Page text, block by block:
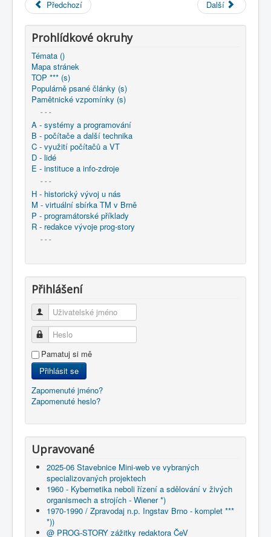
KNIHOVNA
: archiv ČeV - výstřižky a publikace
1961 - Matematické stroje - Jiří Klír - Práce Praha '
Předchozí Další
Prohlídkové okruhy
Témata ()
Mapa stránek
TOP *** (s)
Populárně psané články (s)
Pamětnické vzpomínky (s)
- - -
A - systémy a programování
B - počítače a další technika
C - využití počítačů a VT
D - lidé
E - instituce a info-zdroje
- - -
H - historický vývoj u nás
M - virtuální sbírka TM v Brně
P - programátorské příklady
R - redakce vývoje prog-story
- - -
Přihlášení
Uživatelské jméno
Heslo
Pamatuj si mě
Přihlásit se
Zapomenuté jméno?
Zapomenuté heslo?
Upravované
2025-06 Stavebnice Mini-web ve vybraných
specializovaných projektech
1960 - Kybernetika neboli řízení a sdělování v živých
organismech a strojích - Wiener *)
1970-1990 / Zpravodaj n.p. Ingstav Brno - komplet ***
*))
@ PROG-STORY zážitky redaktora ČeV